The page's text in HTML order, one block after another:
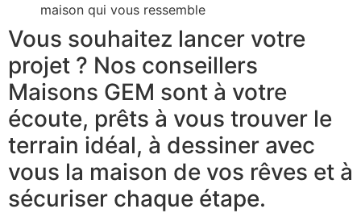
maison qui vous ressemble
Vous souhaitez lancer votre
projet ? Nos conseillers
Maisons GEM sont à votre
écoute, prêts à vous trouver le
terrain idéal, à dessiner avec
vous la maison de vos rêves et à
sécuriser chaque étape.